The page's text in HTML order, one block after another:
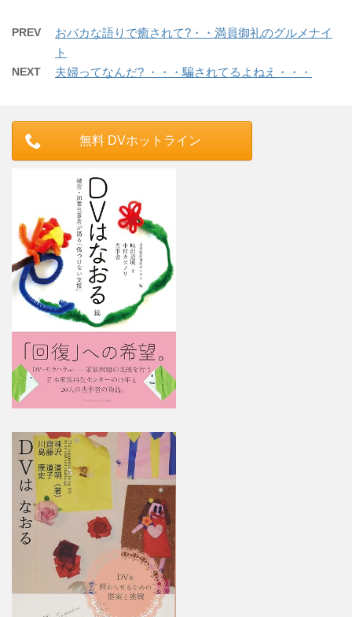
PREV
おバカな語りで癒されて?・・満員御礼のグルメナイ
ト
NEXT 夫婦ってなんだ? ・・・騙されてるよねえ・・・
無料 DVホットライン